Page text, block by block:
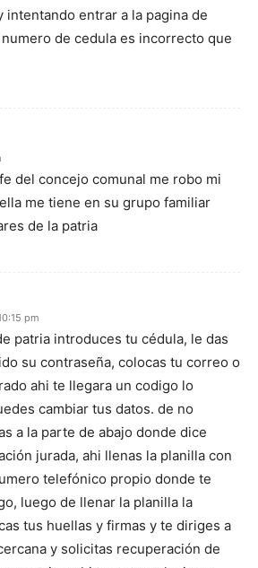
intentando entrar a la pagina de
de cedula es incorrecto que
del concejo comunal me robo mi
me tiene en su grupo familiar
de la patria
pm
patria introduces tu cédula, le das
su contraseña, colocas tu correo o
ahi te llegara un codigo lo
cambiar tus datos. de no
a la parte de abajo donde dice
jurada, ahi llenas la planilla con
telefónico propio donde te
luego de llenar la planilla la
tus huellas y firmas y te diriges a
y solicitas recuperación de